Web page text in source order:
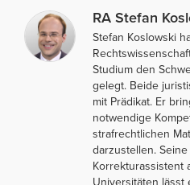
RA Stefan
Stefan Koslowski
Studium den
gelegt. Beide
mit Prädikat. Er
notwendige
strafrechtlichen
darzustellen.
Korrekturassistent
Universitäten lässt